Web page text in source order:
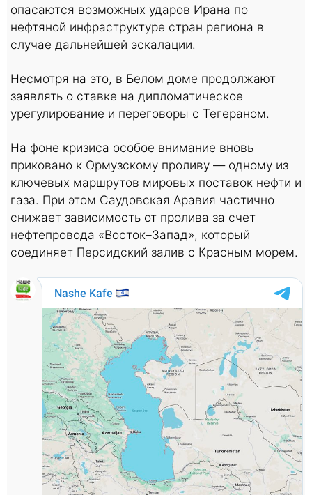
опасаются возможных ударов Ирана по
нефтяной инфраструктуре стран региона в
случае дальнейшей эскалации.
Несмотря на это, в Белом доме продолжают
заявлять о ставке на дипломатическое
урегулирование и переговоры с Тегераном.
На фоне кризиса особое внимание вновь
приковано к Ормузскому проливу — одному из
ключевых маршрутов мировых поставок нефти и
газа. При этом Саудовская Аравия частично
снижает зависимость от пролива за счет
нефтепровода «Восток–Запад», который
соединяет Персидский залив с Красным морем.